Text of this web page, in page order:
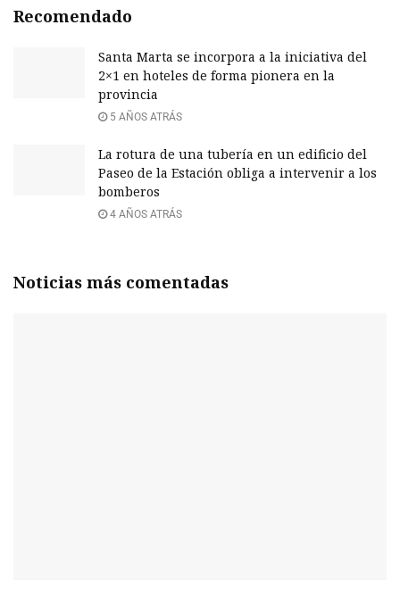
Recomendado
Santa Marta se incorpora a la iniciativa del
2×1 en hoteles de forma pionera en la
provincia
5 AÑOS ATRÁS
La rotura de una tubería en un edificio del
Paseo de la Estación obliga a intervenir a los
bomberos
4 AÑOS ATRÁS
Noticias más comentadas